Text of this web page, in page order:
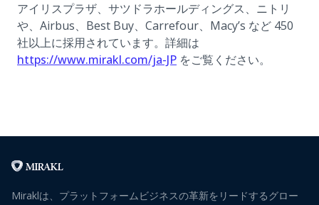
アイリスプラザ、サツドラホールディングス、ニトリ
や、Airbus、Best Buy、Carrefour、Macy’s など 450
社以上に採用されています。詳細は
https://www.mirakl.com/ja-JP(opens in a new tab)
をご覧ください。
Miraklは、プラットフォームビジネスの革新をリードするグロー